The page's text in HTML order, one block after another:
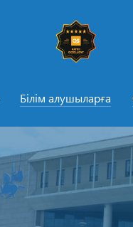
Білім алушыларға